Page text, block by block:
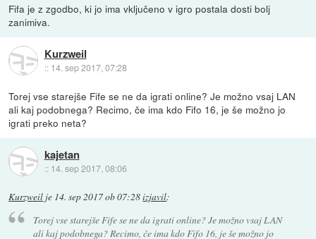
Fifa je z zgodbo, ki jo ima vključeno v igro postala dosti bolj
zanimiva.
Kurzweil
:: 14. sep 2017, 07:28
Torej vse starejše Fife se ne da igrati online? Je možno vsaj LAN
ali kaj podobnega? Recimo, če ima kdo Fifo 16, je še možno jo
igrati preko neta?
kajetan
:: 14. sep 2017, 08:06
Kurzweil je 14. sep 2017 ob 07:28izjavil:
Torej vse starejše Fife se ne da igrati online? Je možno vsaj LAN
ali kaj podobnega? Recimo, če ima kdo Fifo 16, je še možno jo